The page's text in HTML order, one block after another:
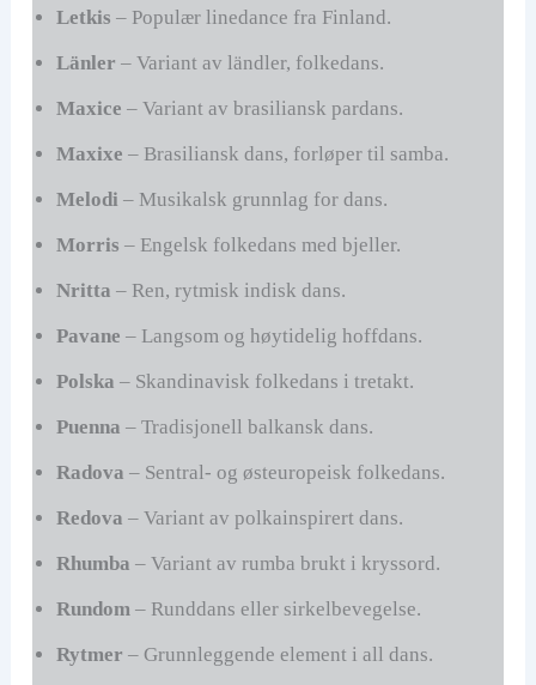
Letkis – Populær linedance fra Finland.
Länler – Variant av ländler, folkedans.
Maxice – Variant av brasiliansk pardans.
Maxixe – Brasiliansk dans, forløper til samba.
Melodi – Musikalsk grunnlag for dans.
Morris – Engelsk folkedans med bjeller.
Nritta – Ren, rytmisk indisk dans.
Pavane – Langsom og høytidelig hoffdans.
Polska – Skandinavisk folkedans i tretakt.
Puenna – Tradisjonell balkansk dans.
Radova – Sentral- og østeuropeisk folkedans.
Redova – Variant av polkainspirert dans.
Rhumba – Variant av rumba brukt i kryssord.
Rundom – Runddans eller sirkelbevegelse.
Rytmer – Grunnleggende element i all dans.